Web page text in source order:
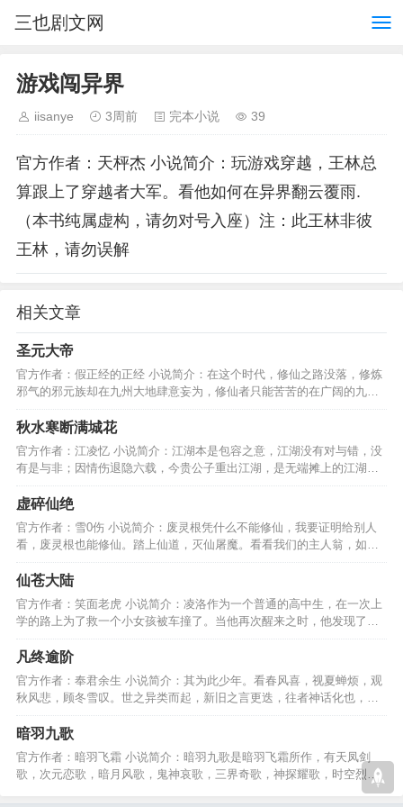
三也剧文网
游戏闯异界
iisanye 3周前 完本小说 39
官方作者：天枰杰 小说简介：玩游戏穿越，王林总
算跟上了穿越者大军。看他如何在异界翻云覆雨.
（本书纯属虚构，请勿对号入座）注：此王林非彼
王林，请勿误解
相关文章
圣元大帝
官方作者：假正经的正经 小说简介：在这个时代，修仙之路没落，修炼
邪气的邪元族却在九州大地肆意妄为，修仙者只能苦苦的在广阔的九州
大地的一部地域残存。…
秋水寒断满城花
官方作者：江凌忆 小说简介：江湖本是包容之意，江湖没有对与错，没
有是与非；因情伤退隐六载，今贵公子重出江湖，是无端摊上的江湖
事，还是情伤的救赎………
虚碎仙绝
官方作者：雪0伤 小说简介：废灵根凭什么不能修仙，我要证明给别人
看，废灵根也能修仙。踏上仙道，灭仙屠魔。看看我们的主人翁，如何
证明给别人看、、、、、…
仙苍大陆
官方作者：笑面老虎 小说简介：凌洛作为一个普通的高中生，在一次上
学的路上为了救一个小女孩被车撞了。当他再次醒来之时，他发现了自
己来到了另外一个世界…
凡终逾阶
官方作者：奉君余生 小说简介：其为此少年。看春风喜，视夏蝉烦，观
秋风悲，顾冬雪叹。世之异类而起，新旧之言更迭，往者神话化也，或
举星火。凡终逾阶至大。…
暗羽九歌
官方作者：暗羽飞霜 小说简介：暗羽九歌是暗羽飞霜所作，有天凤剑
歌，次元恋歌，暗月风歌，鬼神哀歌，三界奇歌，神探耀歌，时空烈